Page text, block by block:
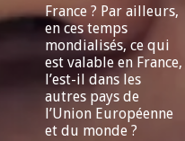
France ? Par ailleurs,
en ces temps
mondialisés, ce qui
est valable en France,
l’est-il dans les
autres pays de
l’Union Européenne
et du monde ?